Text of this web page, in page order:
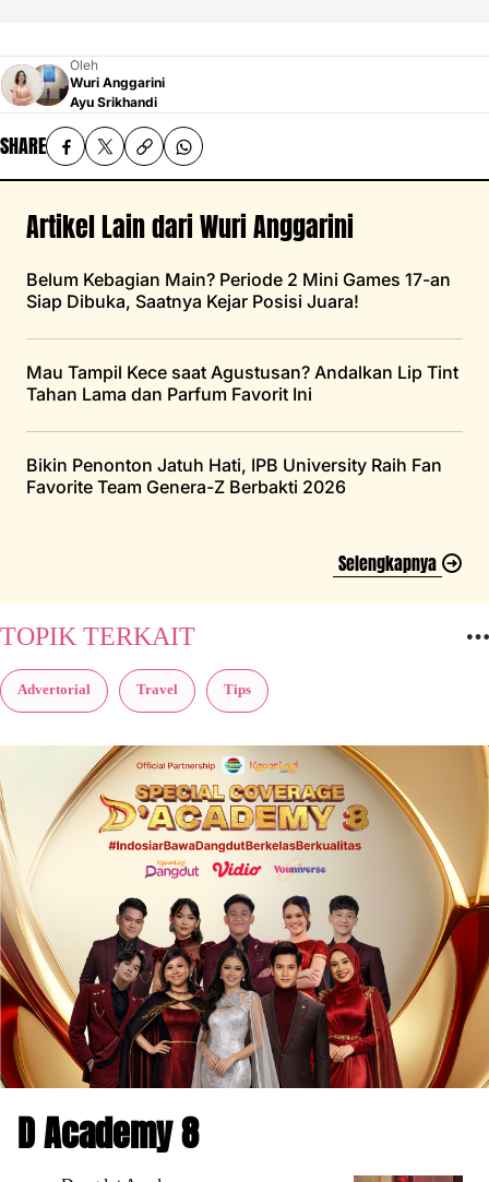
Oleh
Wuri Anggarini
Ayu Srikhandi
SHARE
Artikel Lain dari Wuri Anggarini
Belum Kebagian Main? Periode 2 Mini Games 17-an
Siap Dibuka, Saatnya Kejar Posisi Juara!
Mau Tampil Kece saat Agustusan? Andalkan Lip Tint
Tahan Lama dan Parfum Favorit Ini
Bikin Penonton Jatuh Hati, IPB University Raih Fan
Favorite Team Genera-Z Berbakti 2026
Selengkapnya
TOPIK TERKAIT
Advertorial Travel Tips
D Academy 8